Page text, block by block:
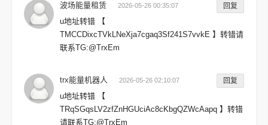
波场能量租赁 2026-05-26 00:35:07 回复
u地址转错 【
TMCCDixcTVkLNeXja7cgaq3Sf241S7vvkE 】转错请
联系TG:@TrxEm
trx能量机器人 2026-05-26 02:10:07 回复
u地址转错 【
TRqSGqsLV2zfZnHGUciAc8cKbgQZWcAapq 】转错
请联系TG:@TrxEm